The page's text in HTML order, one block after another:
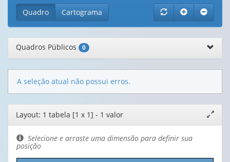
Quadro Cartograma
Quadros Públicos 0
A seleção atual não possui erros.
Editor
de
layout
janela
Layout: 1 tabela [1 x 1] - 1 valor
Selecione e arraste uma dimensão para definir sua
posição